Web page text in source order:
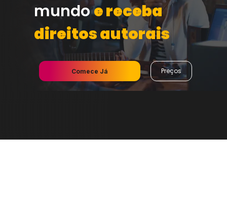
mundoe receba
direitos autorais
Comece Já Preços